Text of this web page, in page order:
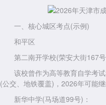
一、核心城区考点(示例)
和平区
第二南开学校(荣安大街167号
该校曾作为高等教育自学考试
(公交、地铁覆盖)，2026年可能继
新华中学(马场道99号)：